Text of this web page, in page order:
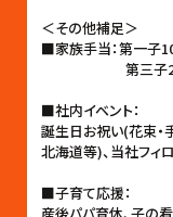
＜その他補足＞
■家族手当：第一子
第三子20000
■社内イベント：
誕生日お祝い(花束・
北海道等)、当社フィ
■子育て応援：
産後パパ育休、子の